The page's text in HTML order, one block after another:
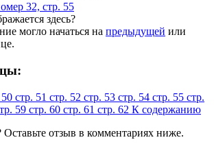
32, стр. 55
здесь?
могло начаться на предыдущей или
стр. 51 стр. 52 стр. 53 стр. 54 стр. 55 стр.
59 стр. 60 стр. 61 стр. 62 К содержанию
отзыв в комментариях ниже.